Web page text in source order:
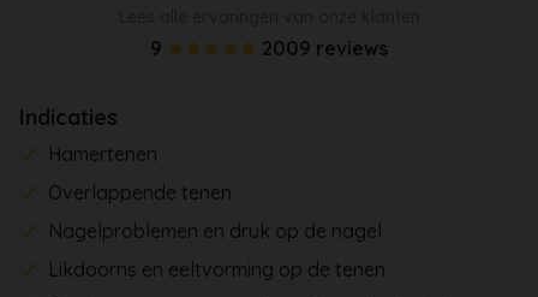
9 2009 reviews
Indicaties
Hamertenen
Overlappende tenen
Nagelproblemen en druk op de nagel
Likdoorns en eeltvorming op de tenen